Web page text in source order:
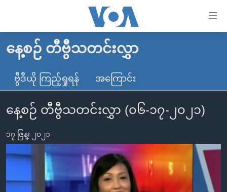
လွယ်ကူ
သည့်
များ
ပင်မ
သို့
ကြည့်
မူလစာမျက်နှာ
မြန်မာ
ကမ္ဘာ့သတင်းများ
နိုင်ငံတကာ
တရုတ်
အစ္စရေး-ပါလက်စတိုင်း
ဗွီဒီယို
ရပ်ဝန်းတခု လမ်းတခု အလွန်
အင်္ဂလိပ်စာလေ့လာမယ်
အမေရိကန်သုံးအီဒီယံ
အပတ်စဉ်ကဏ္ဍများ
နေ့စဉ် တီဗွီသတင်းလွှာ
ဗွီဒီယို ကြည့်ရှုရန် အကြောင်း
နေ့စဉ် တီဗွီသတင်းလွှာ (၀၆-၁၇-၂၀၂၁)
၁၇ ဇြန္၊ ၂၀၂၁